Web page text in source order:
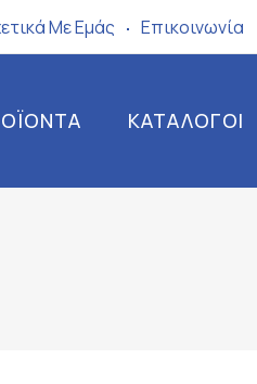
Mε Eμάς Επικοινωνία
ΚΑΤΆΛΟΓΟΙ